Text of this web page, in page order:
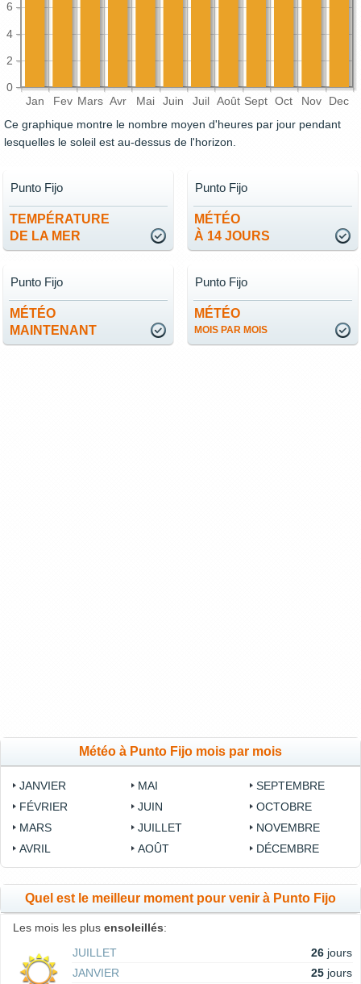
Jan Fev Mars Avr Mai Juin Juil Août Sept Oct Nov Dec
0
2
4
6
Ce graphique montre le nombre moyen d'heures par jour pendant
lesquelles le soleil est au-dessus de l'horizon.
TEMPÉRATURE
DE LA MER
Punto Fijo
MÉTÉO
À 14 JOURS
Punto Fijo
MÉTÉO
MAINTENANT
Punto Fijo
MÉTÉO
MOIS PAR MOIS
Punto Fijo
Météo à Punto Fijo mois par mois
JANVIER
FÉVRIER
MARS
AVRIL
MAI
JUIN
JUILLET
AOÛT
SEPTEMBRE
OCTOBRE
NOVEMBRE
DÉCEMBRE
Quel est le meilleur moment pour venir à Punto Fijo
Les mois les plus ensoleillés:
JUILLET
26 jours
JANVIER
25 jours